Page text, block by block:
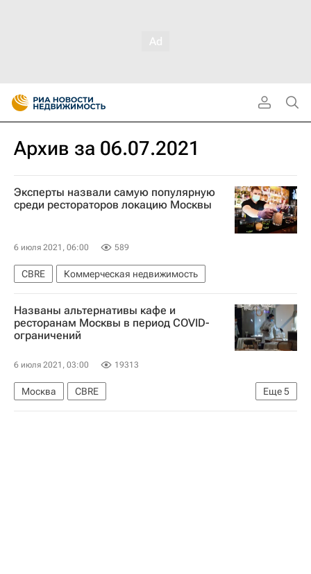
Архив за 06.07.2021
Эксперты назвали самую популярную
среди рестораторов локацию Москвы
6 июля 2021, 06:00 589
CBRE Коммерческая недвижимость
Названы альтернативы кафе и
ресторанам Москвы в период COVID-
ограничений
6 июля 2021, 03:00 19313
Еще5
Москва
CBRE
Коммерческая недвижимость